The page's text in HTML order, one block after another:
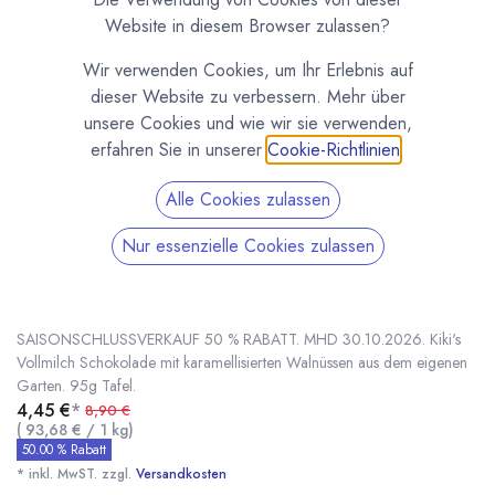
Kiki's Vollmilch Schokolade mit karamellisierten
SAISONSCHLUSSVERKAUF 50 % RABATT. MHD 30.10.2026. Kiki's
Vollmilch Schokolade mit karamellisierten Walnüssen aus dem eigenen
Garten. 95g Tafel.
4,45 €* 8,90€
( 93,68 € / 1 kg)
50.00 % Rabatt
* inkl. MwST. zzgl. Versandkosten
Website in diesem Browser zulassen?
Wir verwenden Cookies, um Ihr Erlebnis auf
dieser Website zu verbessern. Mehr über
unsere Cookies und wie wir sie verwenden,
erfahren Sie in unserer Cookie-Richtlinien
Alle Cookies zulassen
Nur essenzielle Cookies zulassen